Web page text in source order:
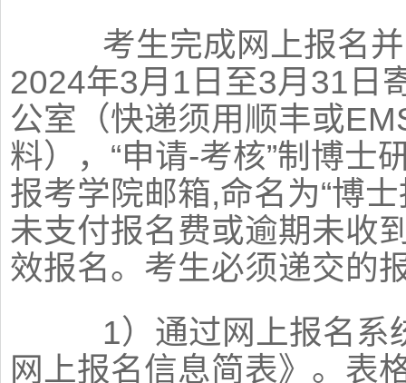
考生完成网上报名并
2024年3月1日至3月31日
公室（快递须用顺丰或
料），“申请-考核”制博士
报考学院邮箱,命名为“博
未支付报名费或逾期未收
效报名。考生必须递交的
1）通过网上报名系
网上报名信息简表》。表